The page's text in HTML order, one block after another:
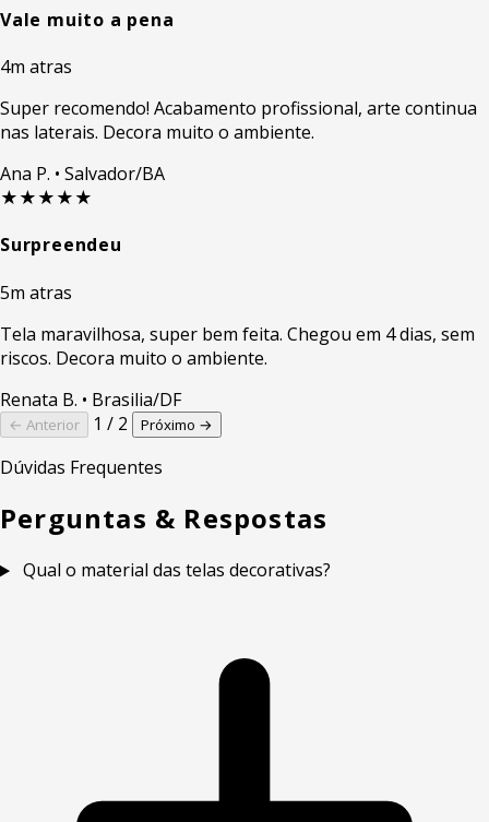
Vale muito a pena
4m atras
Super recomendo! Acabamento profissional, arte continua
nas laterais. Decora muito o ambiente.
Ana P. • Salvador/BA
★★★★★
Surpreendeu
5m atras
Tela maravilhosa, super bem feita. Chegou em 4 dias, sem
riscos. Decora muito o ambiente.
Renata B. • Brasilia/DF
← Anterior 1 / 2 Próximo →
Dúvidas Frequentes
Perguntas & Respostas
Qual o material das telas decorativas?